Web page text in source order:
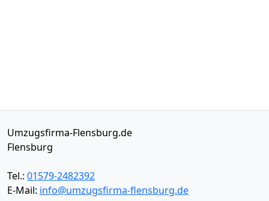
Umzugsfirma-Flensburg.de
Flensburg
Tel.: 01579-2482392
E-Mail: info@umzugsfirma-flensburg.de